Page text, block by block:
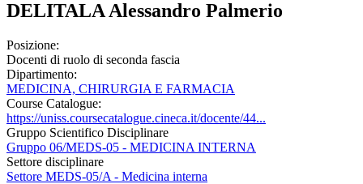
DELITALA Alessandro Palmerio
Posizione:
Docenti di ruolo di seconda fascia
Dipartimento:
MEDICINA, CHIRURGIA E FARMACIA
Course Catalogue:
https://uniss.coursecatalogue.cineca.it/docente/44...
Gruppo Scientifico Disciplinare
Gruppo 06/MEDS-05 - MEDICINA INTERNA
Settore disciplinare
Settore MEDS-05/A - Medicina interna